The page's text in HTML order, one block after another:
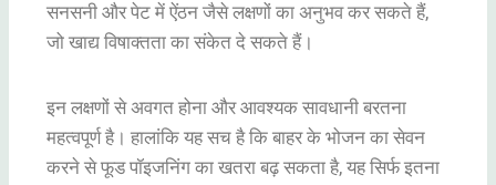
सनसनी और पेट में ऐंठन जैसे लक्षणों का अनुभव कर सकते हैं,
जो खाद्य विषाक्तता का संकेत दे सकते हैं।
इन लक्षणों से अवगत होना और आवश्यक सावधानी बरतना
महत्वपूर्ण है। हालांकि यह सच है कि बाहर के भोजन का सेवन
करने से फूड पॉइजनिंग का खतरा बढ़ सकता है, यह सिर्फ इतना